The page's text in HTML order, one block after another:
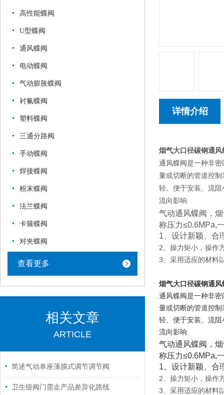
详情介绍
烟气大口径碳钢通风
通风蝶阀是一种非
量或切断的管道控
轻、便于安装、流
流向影响
气动通风蝶阀，
称压力≤0.6MPa,
1、设计新颖、合
2、操力矩小，操作
3、采用适应的材料
烟气大口径碳钢通风
通风蝶阀是一种非
量或切断的管道控
轻、便于安装、流
流向影响
气动通风蝶阀，
称压力≤0.6MPa,
1、设计新颖、合
2、操力矩小，操作
3、采用适应的材料
高性能蝶阀
U型蝶阀
通风蝶阀
电动蝶阀
气动膨胀蝶阀
衬氟蝶阀
塑料蝶阀
三通分路阀
手动蝶阀
焊接蝶阀
粉末蝶阀
法兰蝶阀
卡箍蝶阀
对夹蝶阀
查看更多
相关文章
ARTICLE
简述气动单座薄膜式调节调节阀
卫生级阀门需走产品差异化路线